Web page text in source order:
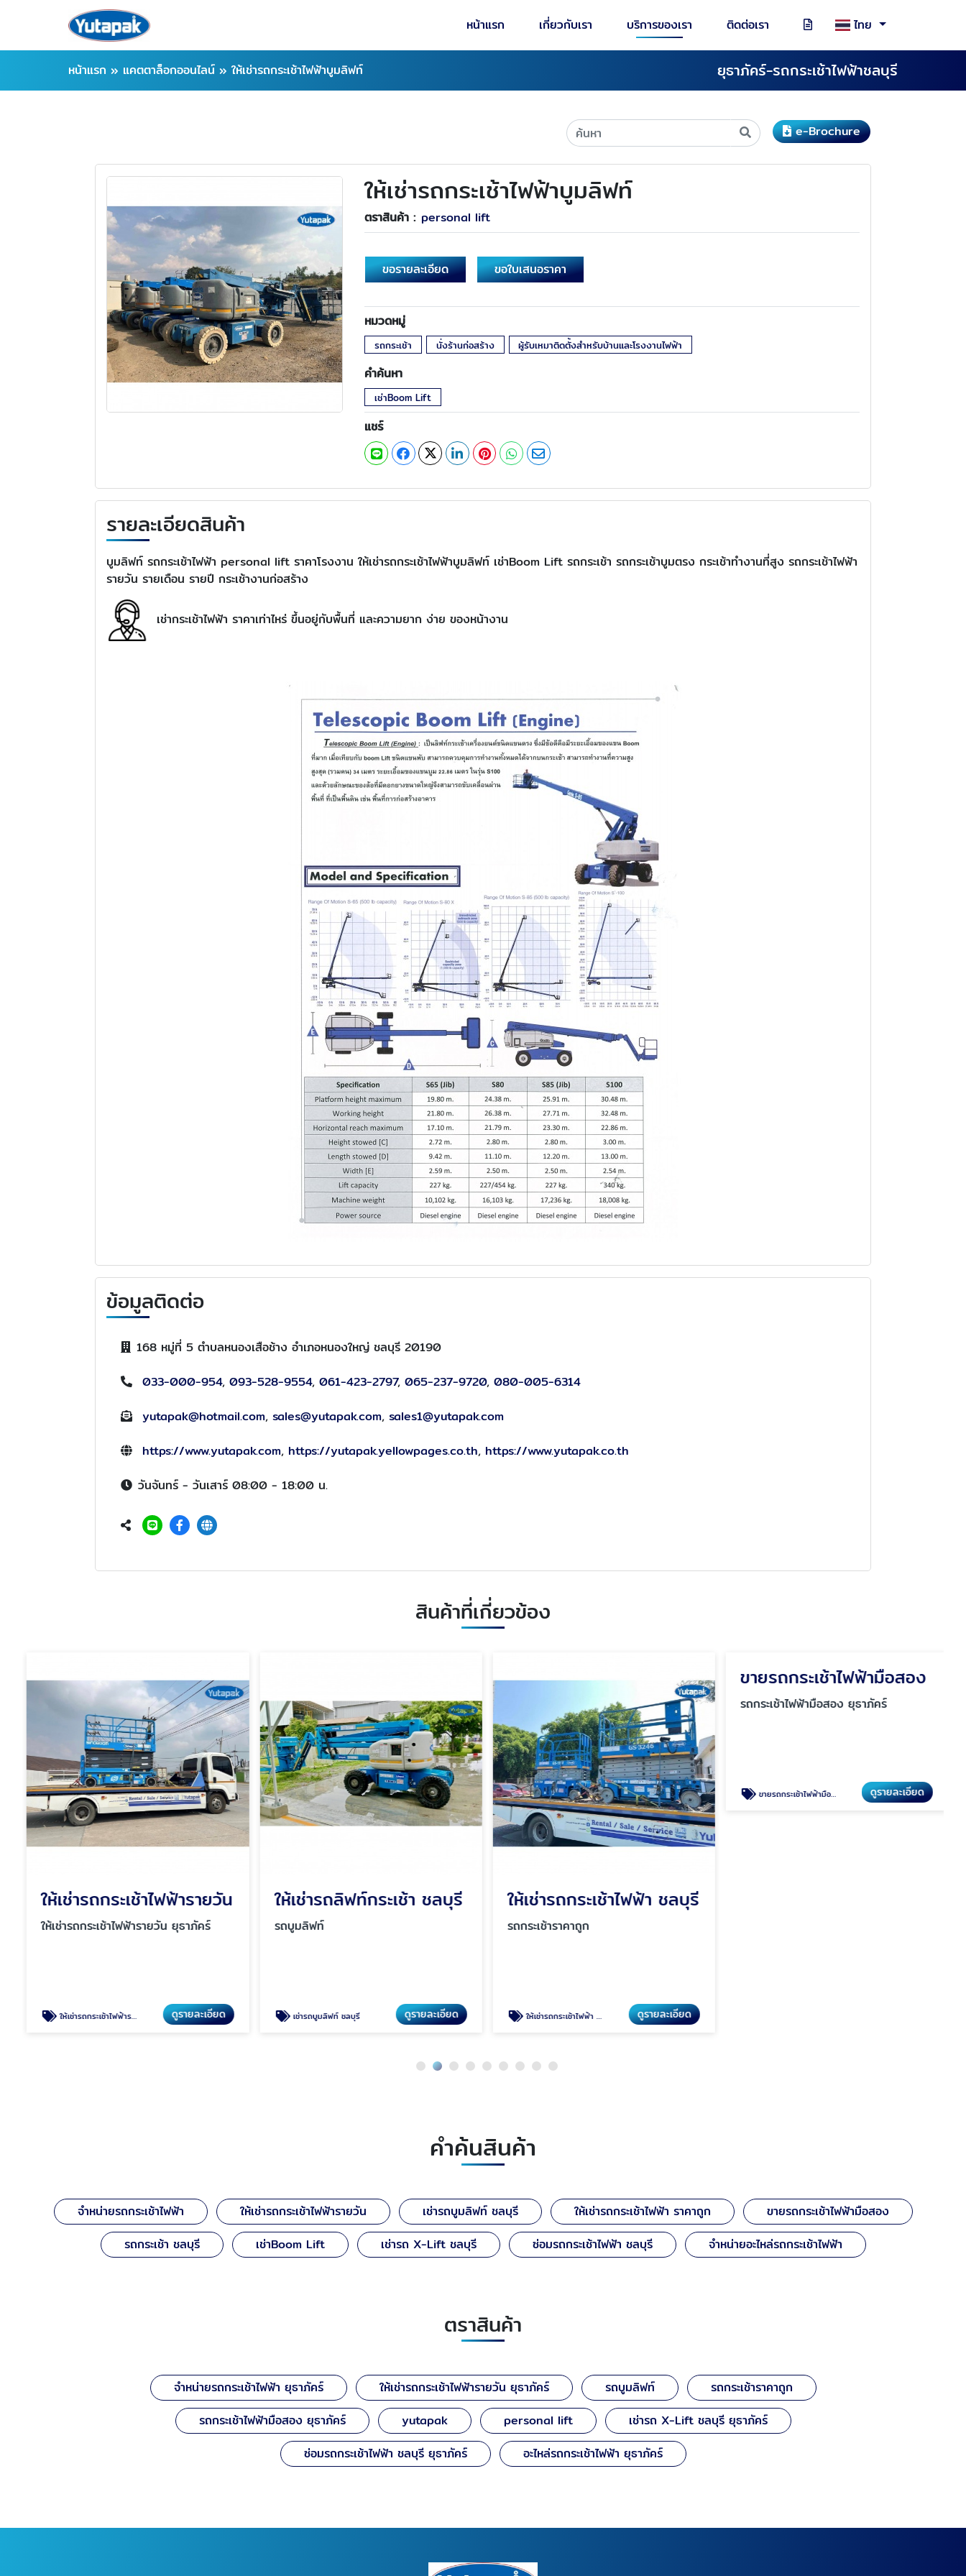
หน้าแรก เกี่ยวกับเรา บริการของเรา ติดต่อเรา ไทย
หน้าแรก » แคตตาล็อกออนไลน์ »ให้เช่ารถกระเช้าไฟฟ้าบูมลิฟท์ ยุธาภัคร์-รถกระเช้าไฟฟ้าชลบุรี
e-Brochure
ให้เช่ารถกระเช้าไฟฟ้าบูมลิฟท์
ตราสินค้า : personal lift
ขอรายละเอียด ขอใบเสนอราคา
หมวดหมู่
รถกระเช้า นั่งร้านก่อสร้าง ผู้รับเหมาติดตั้งสำหรับบ้านและโรงงานไฟฟ้า
คำค้นหา
เช่าBoom Lift
แชร์
รายละเอียดสินค้า
บูมลิฟท์ รถกระเช้าไฟฟ้า personal lift ราคาโรงงาน ให้เช่ารถกระเช้าไฟฟ้าบูมลิฟท์ เช่าBoom Lift รถกระเช้า รถกระเช้าบูมตรง กระเช้าทำงานที่สูง รถกระเช้าไฟฟ้า
รายวัน รายเดือน รายปี กระเช้างานก่อสร้าง
เช่ากระเช้าไฟฟ้า ราคาเท่าไหร่ ขึ้นอยู่กับพื้นที่ และความยาก ง่าย ของหน้างาน
ข้อมูลติดต่อ
168 หมู่ที่ 5 ตำบลหนองเสือช้าง อำเภอหนองใหญ่ ชลบุรี 20190
033-000-954, 093-528-9554, 061-423-2797, 065-237-9720, 080-005-6314
yutapak@hotmail.com, sales@yutapak.com, sales1@yutapak.com
https://www.yutapak.com, https://yutapak.yellowpages.co.th, https://www.yutapak.co.th
วันจันทร์ - วันเสาร์ 08:00 - 18:00 น.
สินค้าที่เกี่ยวข้อง
ให้เช่ารถกระเช้าไฟฟ้ารายวัน
ให้เช่ารถกระเช้าไฟฟ้ารายวัน ยุธาภัคร์
ให้เช่ารถกระเช้าไฟฟ้ารายวัน ดูรายละเอียด
ให้เช่ารถลิฟท์กระเช้า ชลบุรี
รถบูมลิฟท์
เช่ารถบูมลิฟท์ ชลบุรี ดูรายละเอียด
ให้เช่ารถกระเช้าไฟฟ้า ชลบุรี
รถกระเช้าราคาถูก
ให้เช่ารถกระเช้าไฟฟ้า ราคาถูก ดูรายละเอียด
ขายรถกระเช้าไฟฟ้ามือสอง
รถกระเช้าไฟฟ้ามือสอง ยุธาภัคร์
ขายรถกระเช้าไฟฟ้ามือสอง ดูรายละเอียด
คำค้นสินค้า
จำหน่ายรถกระเช้าไฟฟ้า ให้เช่ารถกระเช้าไฟฟ้ารายวัน เช่ารถบูมลิฟท์ ชลบุรี ให้เช่ารถกระเช้าไฟฟ้า ราคาถูก
ขายรถกระเช้าไฟฟ้ามือสอง
รถกระเช้า ชลบุรี
เช่าBoom Lift เช่ารถ X-Lift ชลบุรี ซ่อมรถกระเช้าไฟฟ้า ชลบุรี จำหน่ายอะไหล่รถกระเช้าไฟฟ้า
ตราสินค้า
จำหน่ายรถกระเช้าไฟฟ้า ยุธาภัคร์ ให้เช่ารถกระเช้าไฟฟ้ารายวัน ยุธาภัคร์ รถบูมลิฟท์
รถกระเช้าราคาถูก
รถกระเช้าไฟฟ้ามือสอง ยุธาภัคร์
yutapak personal lift
เช่ารถ X-Lift ชลบุรี ยุธาภัคร์
ซ่อมรถกระเช้าไฟฟ้า ชลบุรี ยุธาภัคร์
อะไหล่รถกระเช้าไฟฟ้า ยุธาภัคร์